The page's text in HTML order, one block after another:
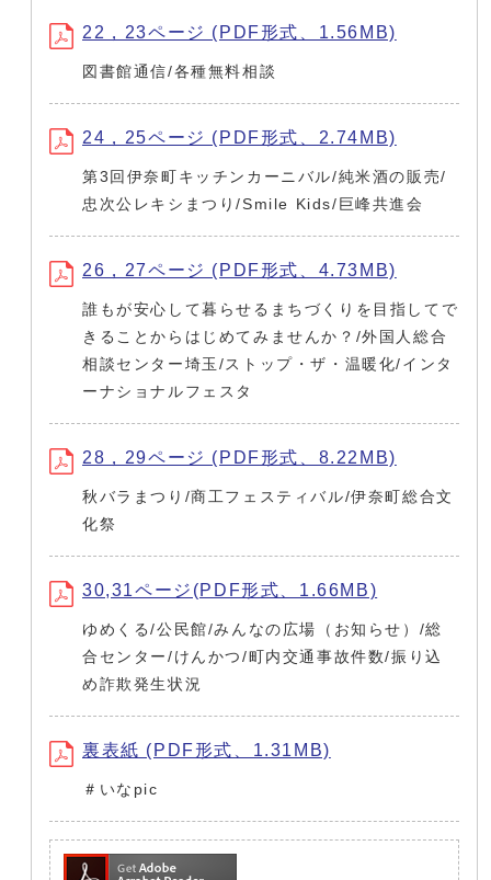
22，23ページ (PDF形式、1.56MB)
図書館通信/各種無料相談
24，25ページ (PDF形式、2.74MB)
第3回伊奈町キッチンカーニバル/純米酒の販売/
忠次公レキシまつり/Smile Kids/巨峰共進会
26，27ページ (PDF形式、4.73MB)
誰もが安心して暮らせるまちづくりを目指してで
きることからはじめてみませんか？/外国人総合
相談センター埼玉/ストップ・ザ・温暖化/インタ
ーナショナルフェスタ
28，29ページ (PDF形式、8.22MB)
秋バラまつり/商工フェスティバル/伊奈町総合文
化祭
30,31ページ(PDF形式、1.66MB)
ゆめくる/公民館/みんなの広場（お知らせ）/総
合センター/けんかつ/町内交通事故件数/振り込
め詐欺発生状況
裏表紙 (PDF形式、1.31MB)
＃いなpic